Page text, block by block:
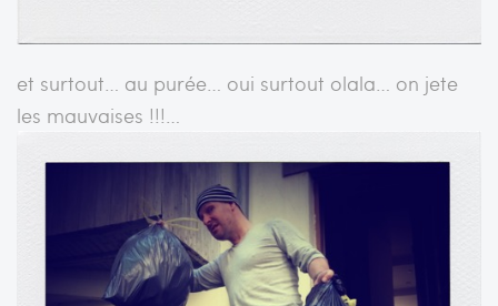
et surtout… au purée… oui surtout olala… on jete
les mauvaises !!!…